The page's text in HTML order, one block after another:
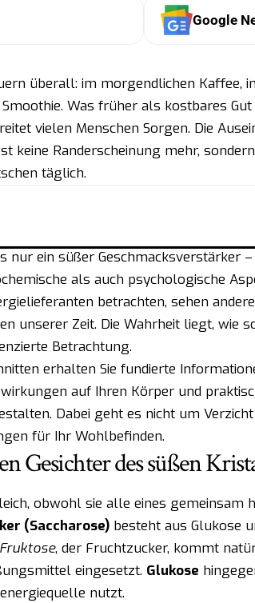
Google
überall: im morgendlichen Kaffee,
Was früher als kostbares
vielen Menschen Sorgen. Die
keine Randerscheinung mehr,
täglich.
nur ein süßer Geschmacksverstärker
als auch psychologische
betrachten, sehen
unserer Zeit. Die Wahrheit liegt, wie
Betrachtung.
erhalten Sie fundierte
auf Ihren Körper und
Dabei geht es nicht um
für Ihr Wohlbefinden.
Gesichter des süßen
obwohl sie alle eines gemeinsam
(Saccharose)besteht aus Glukose
Fruktose, der Fruchtzucker, kommt
eingesetzt. Glukose
nutzt.